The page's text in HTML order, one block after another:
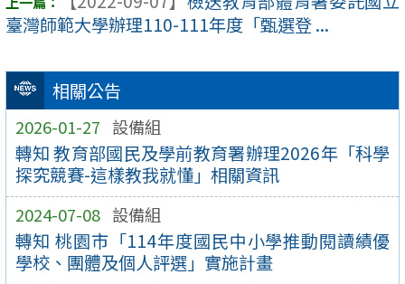
相關公告
2026-01-27 設備組
轉知 教育部國民及學前教育署辦理2026年「科學
探究競賽-這樣教我就懂」相關資訊
2024-07-08 設備組
轉知 桃園市「114年度國民中小學推動閱讀績優
學校、團體及個人評選」實施計畫
臺灣師範大學辦理110-111年度「甄選登 ...